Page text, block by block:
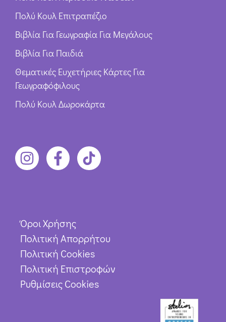
Πολύ Κουλ Επιτραπέζιο
Βιβλία Για Γεωγραφία Για Μεγάλους
Βιβλία Για Παιδιά
Θεματικές Ευχετήριες Κάρτες Για
Γεωγραφόφιλους
Πολύ Κουλ Δωροκάρτα
Όροι Χρήσης
Πολιτική Απορρήτου
Πολιτική Cookies
Πολιτική Επιστροφών
Ρυθμίσεις Cookies